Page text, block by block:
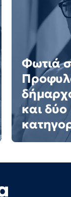
Φωτιά
και δύο